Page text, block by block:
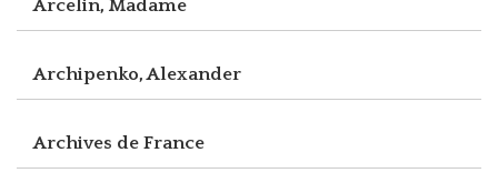
Arcelin, Madame
Archipenko, Alexander
Archives de France